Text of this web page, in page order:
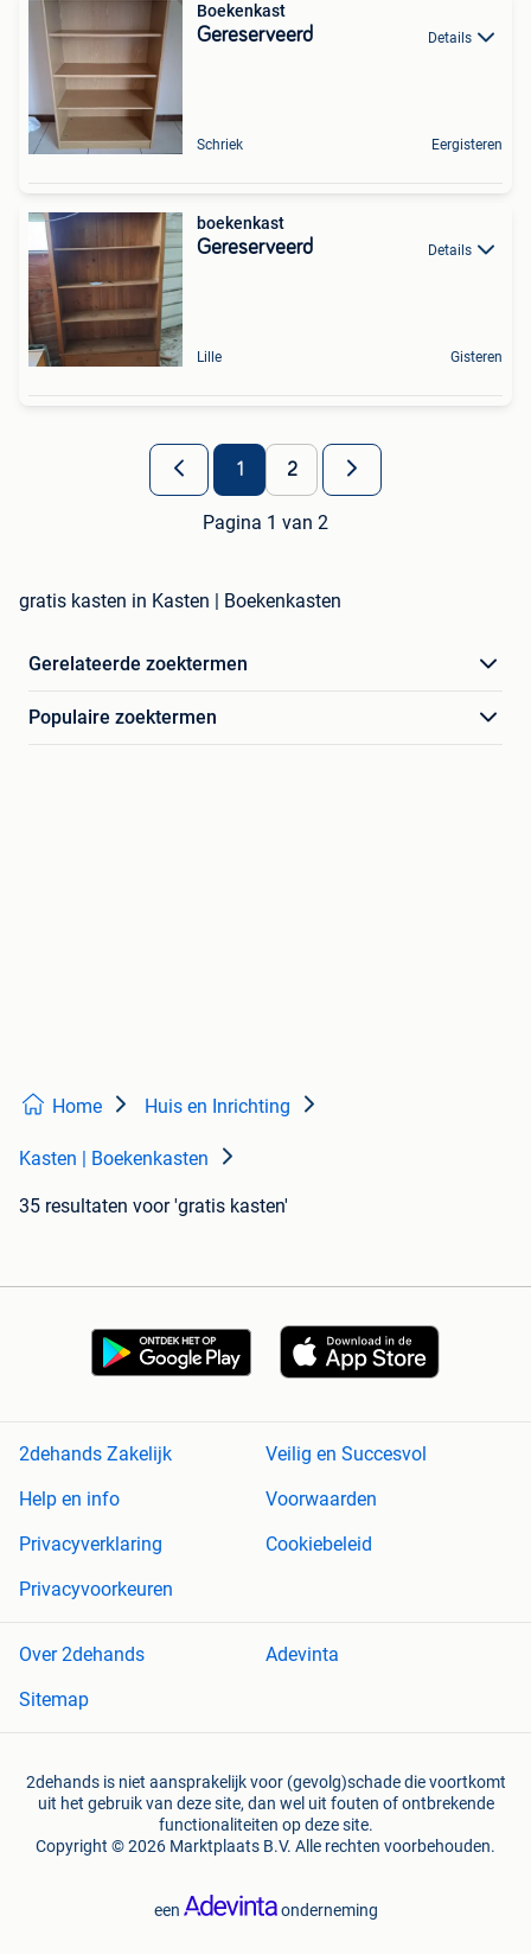
Boekenkast
Gereserveerd Details
Schriek Eergisteren
boekenkast
Gereserveerd Details
Lille Gisteren
1 2
Pagina 1 van 2
gratis kasten in Kasten | Boekenkasten
Gerelateerde zoektermen
Populaire zoektermen
Home Huis en Inrichting
Kasten | Boekenkasten
35 resultaten voor 'gratis kasten'
2dehands Zakelijk
Veilig en Succesvol
Help en info
Voorwaarden
Privacyverklaring
Cookiebeleid
Privacyvoorkeuren
Over 2dehands
Adevinta
Sitemap
2dehands is niet aansprakelijk voor (gevolg)schade die voortkomt
uit het gebruik van deze site, dan wel uit fouten of ontbrekende
functionaliteiten op deze site.
Copyright © 2026 Marktplaats B.V. Alle rechten voorbehouden.
een onderneming